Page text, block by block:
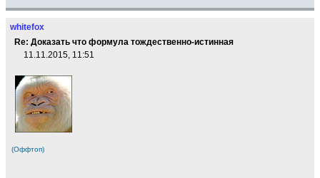
whitefox
Re: Доказать что формула тождественно-истинная
11.11.2015, 11:51
(Оффтоп)